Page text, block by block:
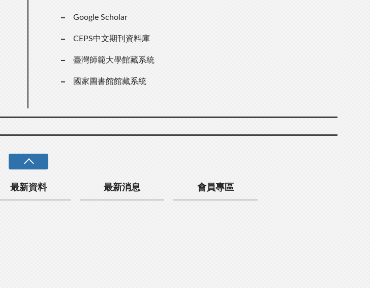
Google Scholar
CEPS中文期刊資料庫
臺灣師範大學館藏系統
國家圖書館館藏系統
最新資料 最新消息 會員專區